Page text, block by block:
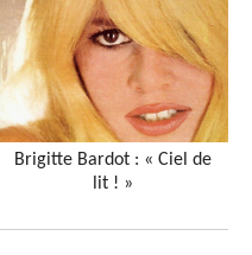
Brigitte Bardot : « Ciel de
lit ! »